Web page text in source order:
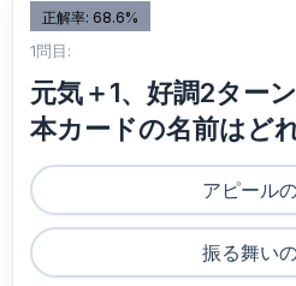
正解率: 68.6%
1問目:
元気＋1、好調2ター
本カードの名前はど
アピール
振る舞い